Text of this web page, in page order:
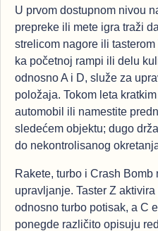
U prvom dostupnom nivou
prepreke ili mete igra traži
strelicom nagore ili tasterom
ka početnoj rampi ili delu
odnosno A i D, služe za
položaja. Tokom leta
automobil ili namestite
sledećem objektu; dugo
do nekontrolisanog
Rakete, turbo i Crash
upravljanje. Taster Z
odnosno turbo potisak, a C
ponegde različito opisuju